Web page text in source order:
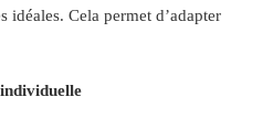
idéales. Cela permet d’adapter